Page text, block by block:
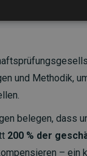
und Methodik,
belegen, dass
200 % der
– ein